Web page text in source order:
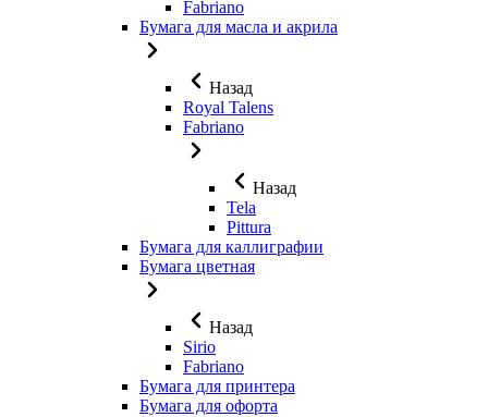
Fabriano
Бумага для масла и акрила
Назад
Royal Talens
Fabriano
Назад
Tela
Pittura
Бумага для каллиграфии
Бумага цветная
Назад
Sirio
Fabriano
Бумага для принтера
Бумага для офорта